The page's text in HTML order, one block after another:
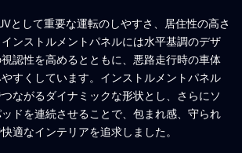
として重要な運転のしやすさ、居住性の高さ
ンストルメントパネルには水平基調のデザ
認性を高めるとともに、悪路走行時の車体
すくしています。インストルメントパネル
ながるダイナミックな形状とし、さらにソ
ドを連続させることで、包まれ感、守られ
適なインテリアを追求しました。